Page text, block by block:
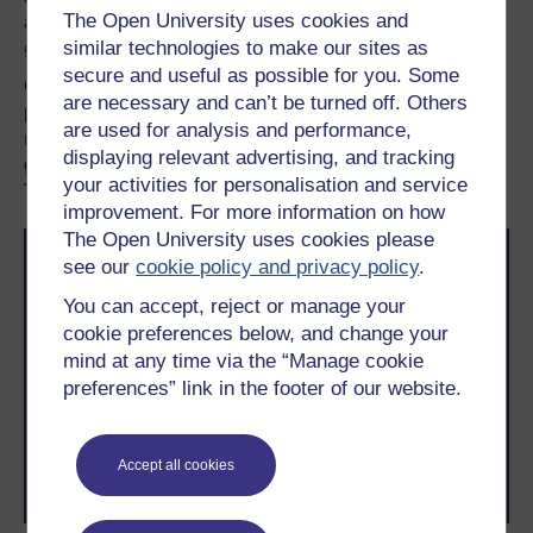
The Open University uses cookies and
similar technologies to make our sites as
secure and useful as possible for you. Some
are necessary and can’t be turned off. Others
are used for analysis and performance,
displaying relevant advertising, and tracking
your activities for personalisation and service
improvement. For more information on how
The Open University uses cookies please
see ourcookie policy and privacy policy.
You can accept, reject or manage your
cookie preferences below, and change your
mind at any time via the “Manage cookie
preferences” link in the footer of our website.
Accept all cookies
amgylch eich bywyd. Cymerwch gipolwg ar holl
gyrsiau’r Brifysgol Agored.
Os nad oes gennych lawer o brofiad o astudiaeth lefel
prifysgol, darllenwch ein canllaw arBle i fynd â’ch dysg
nesaf, neu dysgwch ragor am y mathau o gymwysterau a
gynigiwn, yn cynnwysmodiwlau Mynediad,
TystysgrifauaChyrsiau Byrlefel mynediad.
Awyddus i gyflawni’ch uchelgais? Dewch i astudio gyda
wedi cyflawni eu nodau gyrfaol a phersonol gyda’r
Brifysgol Agored.
Porwch drwy holl gyrsiau’r Brifysgol Agored